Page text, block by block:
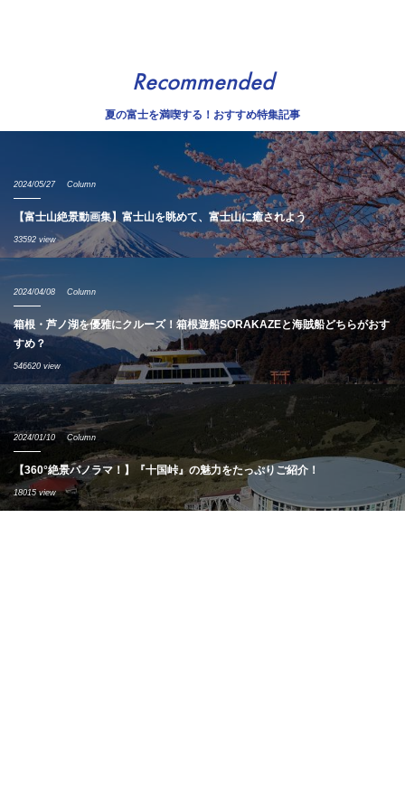
Recommended
夏の富士を満喫する！おすすめ特集記事
2024/05/27 Column
【富士山絶景動画集】富士山を眺めて、富士山に癒されよう
33592 view
2024/04/08 Column
箱根・芦ノ湖を優雅にクルーズ！箱根遊船SORAKAZEと海賊船どちらがおす
すめ？
546620 view
2024/01/10 Column
【360°絶景パノラマ！】『十国峠』の魅力をたっぷりご紹介！
18015 view